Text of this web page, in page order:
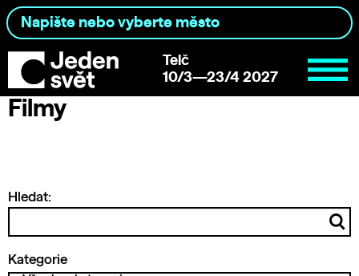
Telč
10/3—23/4 2027
Filmy
Hledat:
Kategorie